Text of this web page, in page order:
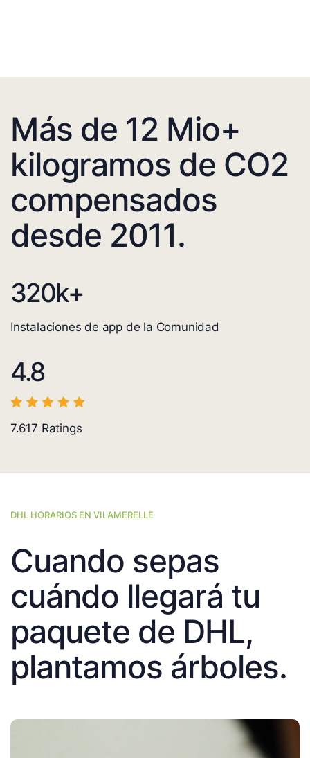
Más de 12 Mio+
kilogramos de CO2
compensados
desde 2011.
320k+
Instalaciones de app de la Comunidad
4.8
7.617 Ratings
DHL HORARIOS EN VILAMERELLE
Cuando sepas
cuándo llegará tu
paquete de DHL,
plantamos árboles.